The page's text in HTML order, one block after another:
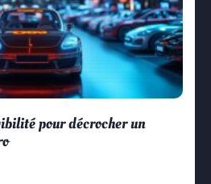
pour décrocher un